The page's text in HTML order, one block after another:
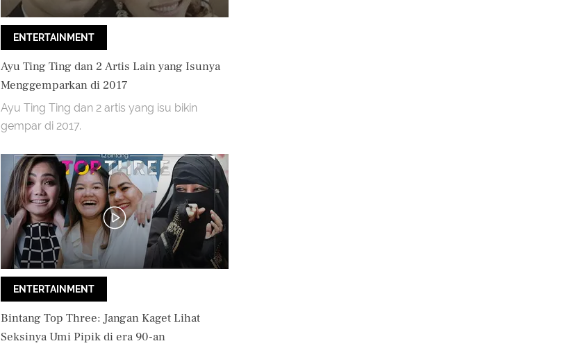
ENTERTAINMENT
Ayu Ting Ting dan 2 Artis Lain yang Isunya
Menggemparkan di 2017
Ayu Ting Ting dan 2 artis yang isu bikin
gempar di 2017.
ENTERTAINMENT
Bintang Top Three: Jangan Kaget Lihat
Seksinya Umi Pipik di era 90-an